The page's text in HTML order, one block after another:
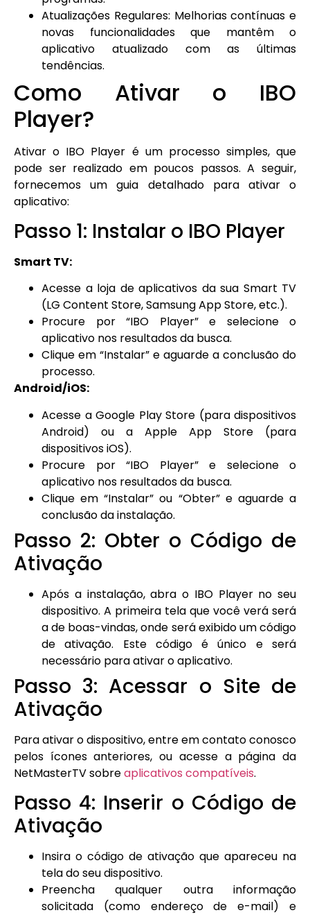
Atualizações Regulares: Melhorias contínuas e
novas funcionalidades que mantêm o
aplicativo atualizado com as últimas
tendências.
Como Ativar o IBO
Player?
Ativar o IBO Player é um processo simples, que
pode ser realizado em poucos passos. A seguir,
fornecemos um guia detalhado para ativar o
aplicativo:
Passo 1: Instalar o IBO Player
Smart TV:
Acesse a loja de aplicativos da sua Smart TV
(LG Content Store, Samsung App Store, etc.).
Procure por “IBO Player” e selecione o
aplicativo nos resultados da busca.
Clique em “Instalar” e aguarde a conclusão do
processo.
Android/iOS:
Acesse a Google Play Store (para dispositivos
Android) ou a Apple App Store (para
dispositivos iOS).
Procure por “IBO Player” e selecione o
aplicativo nos resultados da busca.
Clique em “Instalar” ou “Obter” e aguarde a
conclusão da instalação.
Passo 2: Obter o Código de
Ativação
Após a instalação, abra o IBO Player no seu
dispositivo. A primeira tela que você verá será
a de boas-vindas, onde será exibido um código
de ativação. Este código é único e será
necessário para ativar o aplicativo.
Passo 3: Acessar o Site de
Ativação
Para ativar o dispositivo, entre em contato conosco
pelos ícones anteriores, ou acesse a página da
NetMasterTV sobreaplicativos compatíveis.
Passo 4: Inserir o Código de
Ativação
Insira o código de ativação que apareceu na
tela do seu dispositivo.
Preencha qualquer outra informação
solicitada (como endereço de e-mail) e